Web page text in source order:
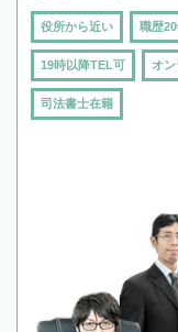
役所から近い 職歴
19時以降TEL可 オ
司法書士在籍